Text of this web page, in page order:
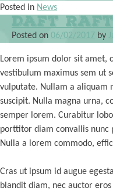
Posted in News
Daft Raft
Posted on 06/02/2017 by
Lorem ipsum dolor sit amet,
vestibulum maximus sem ut
vulputate. Nullam a aliquam
suscipit. Nulla magna urna,
semper lorem. Curabitur
porttitor diam convallis nunc
Nulla a lorem commodo,
Cras ut ipsum id augue
blandit diam, nec auctor